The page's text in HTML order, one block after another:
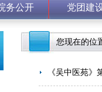
务公开 党团建
您现在的位
《吴中医苑》